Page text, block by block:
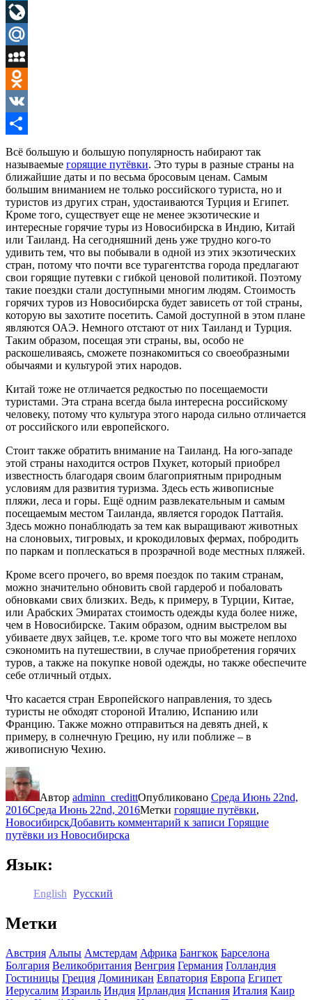
LinkedIn
LiveJournal
Mail.Ru
MySpace
Odnoklassniki
VK
Отправить
Всё большую и большую популярность набирают так
называемые горящие путёвки. Это туры в разные страны на
ближайшие даты и по весьма бросовым ценам. Самым
большим вниманием не только российского туриста, но и
туристов из других стран, удостаиваются Турция и Египет.
Кроме того, существует еще не менее экзотические и
интересные горячие туры из Новосибирска в Индию, Китай
или Таиланд. На сегодняшний день уже трудно кого-то
удивить тем, что вы побывали в одной из этих экзотических
стран, потому что почти все турагентства города предлагают
свои горящие путевки с гибкой ценовой политикой. Поэтому
такие поездки стали доступными многим людям. Стоимость
горячих туров из Новосибирска будет зависеть от той страны,
которую вы захотите посетить. Самой доступной в этом плане
являются ОАЭ. Немного отстают от них Таиланд и Турция.
Таким образом, посещая эти страны, вы, особо не
раскошеливаясь, сможете познакомиться со своеобразными
обычаями и культурой этих народов.
Китай тоже не отличается редкостью по посещаемости
туристами. Эта страна всегда была интересна российскому
человеку, потому что культура этого народа сильно отличается
от российского или европейского.
Стоит также обратить внимание на Таиланд. На юго-западе
этой страны находится остров Пхукет, который приобрел
известность благодаря своим благоприятным природным
условиям для развития туризма. Здесь есть живописные
пляжи, леса и горы. Ещё одним развлекательным и самым
посещаемым местом Таиланда, является городок Паттайя.
Здесь можно понаблюдать за тем как выращивают животных
на слоновьих, тигровых, и крокодиловых фермах, побродить
по паркам и поплескаться в прозрачной воде местных пляжей.
Кроме всего прочего, во время поездок по таким странам,
можно значительно обновить свой гардероб и побаловать
обновками свих близких. Ведь, к примеру, в Турции, Китае,
или Арабских Эмиратах стоимость одежды куда более ниже,
чем в Новосибирске. Таким образом, одним выстрелом вы
убиваете двух зайцев, т.е. кроме того что вы можете неплохо
сэкономить на путешествии, в случае приобретения горячих
туров, а также на покупке новой одежды, но также обеспечите
себе отличный отдых.
Что касается стран Европейского направления, то здесь
туристы не обходят стороной Италию, Испанию или
Францию. Также можно отправиться на девять дней, к
примеру, в солнечную Грецию, ну или поближе – в
живописную Чехию.
Автор adminn_credittОпубликовано Среда Июнь 22nd,
2016Среда Июнь 22nd, 2016Метки горящие путёвки,
НовосибирскДобавить комментарий к записи Горящие
путёвки из Новосибирска
Язык:
English Русский
Метки
Австрия Альпы Амстердам Африка Бангкок Барселона
Болгария Великобритания Венгрия Германия Голландия
Гостиницы Греция Доминикан Евпатория Европа Египет
Иерусалим Израиль Индия Ирландия Испания Италия Каир